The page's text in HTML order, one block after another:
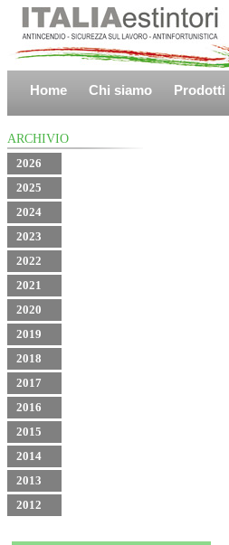
Home Chi siamo Prodotti
ARCHIVIO
2026
2025
2024
2023
2022
2021
2020
2019
2018
2017
2016
2015
2014
2013
2012